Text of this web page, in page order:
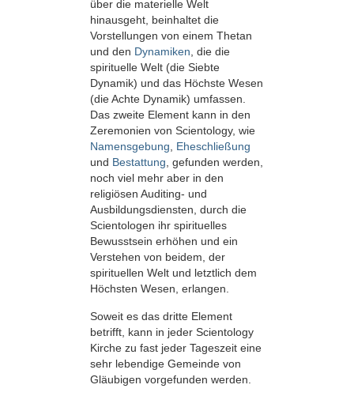
über die materielle Welt
hinausgeht, beinhaltet die
Vorstellungen von einem Thetan
und den Dynamiken, die die
spirituelle Welt (die Siebte
Dynamik) und das Höchste Wesen
(die Achte Dynamik) umfassen.
Das zweite Element kann in den
Zeremonien von Scientology, wie
Namensgebung, Eheschließung
und Bestattung, gefunden werden,
noch viel mehr aber in den
religiösen Auditing- und
Ausbildungsdiensten, durch die
Scientologen ihr spirituelles
Bewusstsein erhöhen und ein
Verstehen von beidem, der
spirituellen Welt und letztlich dem
Höchsten Wesen, erlangen.
Soweit es das dritte Element
betrifft, kann in jeder Scientology
Kirche zu fast jeder Tageszeit eine
sehr lebendige Gemeinde von
Gläubigen vorgefunden werden.